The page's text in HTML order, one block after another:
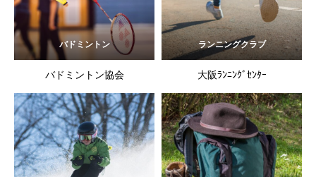
バドミントン
バドミントン協会
ランニングクラブ
大阪ﾗﾝﾆﾝｸﾞｾﾝﾀｰ